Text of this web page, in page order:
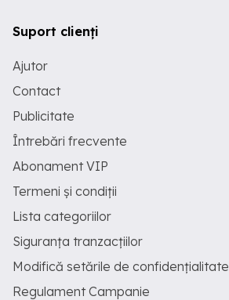
Suport clienți
Ajutor
Contact
Publicitate
Întrebări frecvente
Abonament VIP
Termeni și condiții
Lista categoriilor
Siguranța tranzacțiilor
Modifică setările de confidențialitate
Regulament Campanie